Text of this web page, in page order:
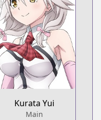
Kurata Yui
Main